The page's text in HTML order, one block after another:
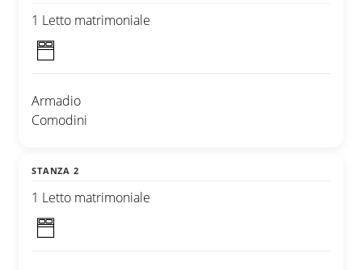
1 Letto matrimoniale
Armadio
Comodini
STANZA 2
1 Letto matrimoniale